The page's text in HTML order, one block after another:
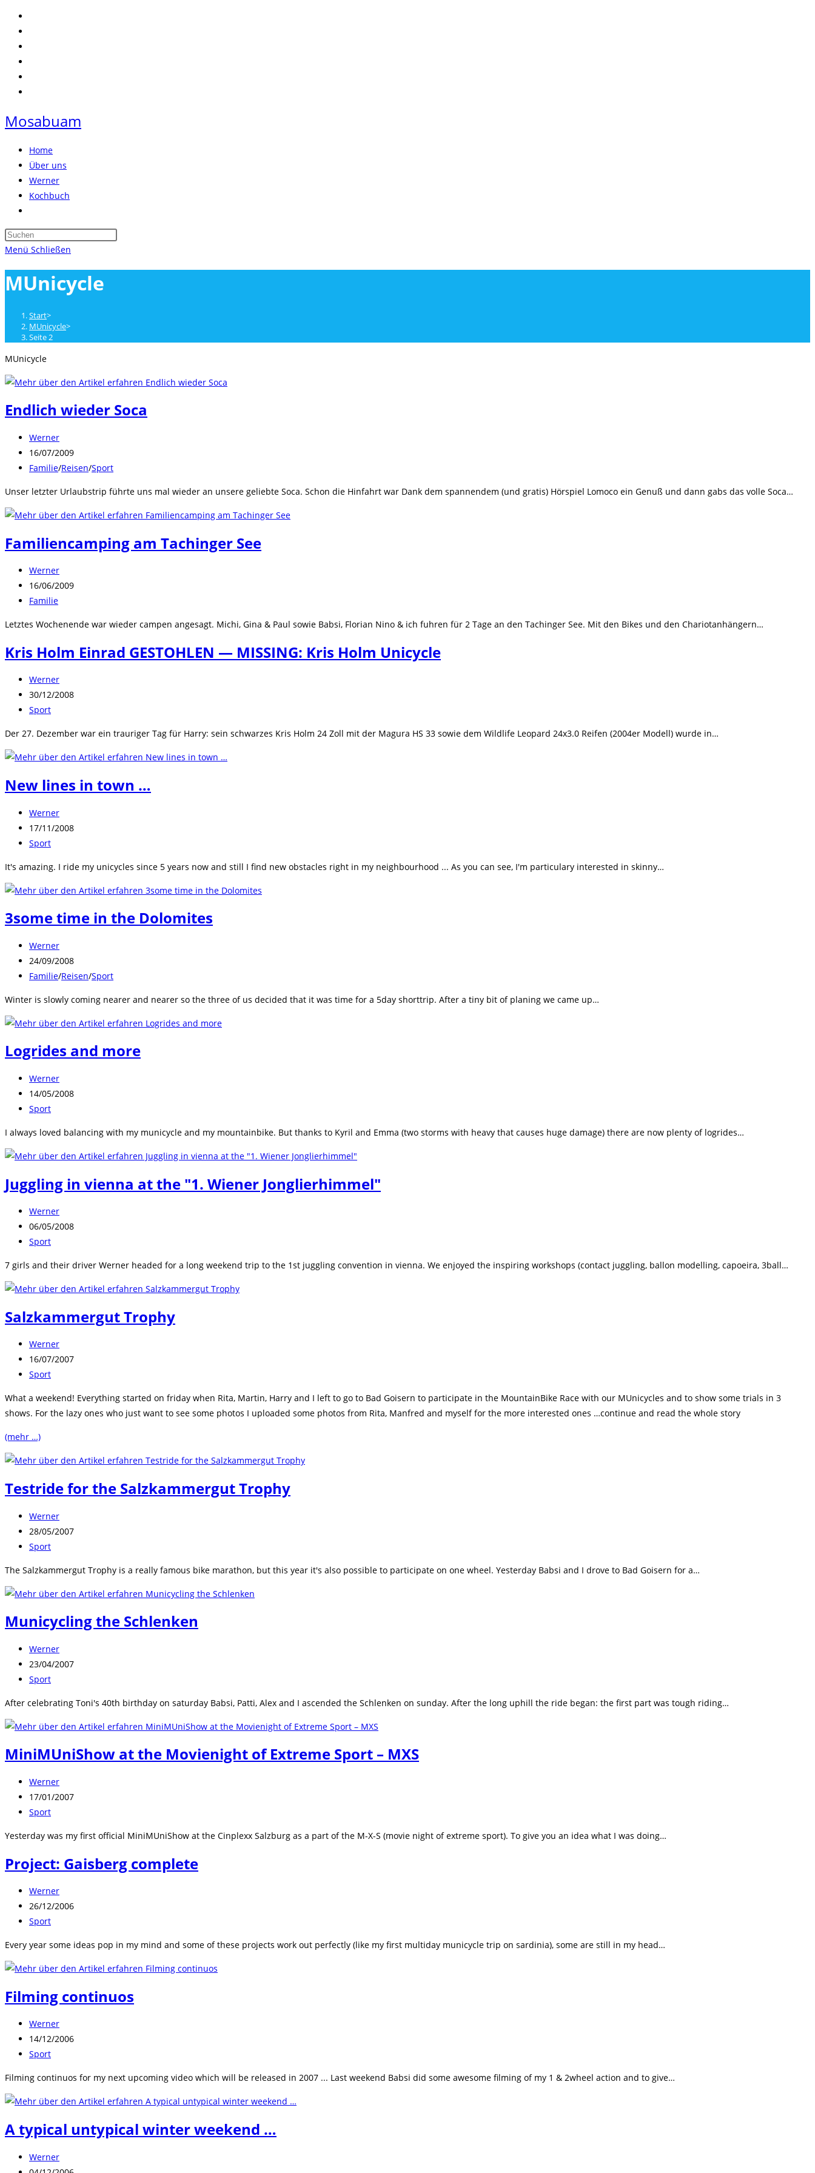
Zum
Inhalt
springen
Mosabuam
Home
Über uns
Werner
Kochbuch
umschalten
Press
Menü Schließen
MUnicycle
Start>
MUnicycle>
Seite 2
MUnicycle
Endlich wieder Soca
Beitrags-
Autor:
Werner
Beitrag
veröffentlicht:
16/07/2009
Beitrags-
Familie/Reisen/Sport
Unser letzter Urlaubstrip führte uns mal wieder an unsere geliebte Soca. Schon die Hinfahrt war Dank dem spannendem (und gratis) Hörspiel Lomoco ein Genuß und dann gabs das volle Soca…
Familiencamping am Tachinger See
Beitrags-
Autor:
Werner
Beitrag
veröffentlicht:
16/06/2009
Beitrags-
Familie
Letztes Wochenende war wieder campen angesagt. Michi, Gina & Paul sowie Babsi, Florian Nino & ich fuhren für 2 Tage an den Tachinger See. Mit den Bikes und den Chariotanhängern…
Kris Holm Einrad GESTOHLEN — MISSING: Kris Holm Unicycle
Beitrags-
Autor:
Werner
Beitrag
veröffentlicht:
30/12/2008
Beitrags-
Sport
Der 27. Dezember war ein trauriger Tag für Harry: sein schwarzes Kris Holm 24 Zoll mit der Magura HS 33 sowie dem Wildlife Leopard 24x3.0 Reifen (2004er Modell) wurde in…
New lines in town …
Beitrags-
Autor:
Werner
Beitrag
veröffentlicht:
17/11/2008
Beitrags-
Sport
It's amazing. I ride my unicycles since 5 years now and still I find new obstacles right in my neighbourhood ... As you can see, I'm particulary interested in skinny…
3some time in the Dolomites
Beitrags-
Autor:
Werner
Beitrag
veröffentlicht:
24/09/2008
Beitrags-
Familie/Reisen/Sport
Winter is slowly coming nearer and nearer so the three of us decided that it was time for a 5day shorttrip. After a tiny bit of planing we came up…
Logrides and more
Beitrags-
Autor:
Werner
Beitrag
veröffentlicht:
14/05/2008
Beitrags-
Sport
I always loved balancing with my municycle and my mountainbike. But thanks to Kyril and Emma (two storms with heavy that causes huge damage) there are now plenty of logrides…
Juggling in vienna at the "1. Wiener Jonglierhimmel"
Beitrags-
Autor:
Werner
Beitrag
veröffentlicht:
06/05/2008
Beitrags-
Sport
7 girls and their driver Werner headed for a long weekend trip to the 1st juggling convention in vienna. We enjoyed the inspiring workshops (contact juggling, ballon modelling, capoeira, 3ball…
Salzkammergut Trophy
Beitrags-
Autor:
Werner
Beitrag
veröffentlicht:
16/07/2007
Beitrags-
Sport
What a weekend! Everything started on friday when Rita, Martin, Harry and I left to go to Bad Goisern to participate in the MountainBike Race with our MUnicycles and to show some trials in 3
shows. For the lazy ones who just want to see some photos I uploaded some photos from Rita, Manfred and myself for the more interested ones …continue and read the whole story
(mehr …)
Testride for the Salzkammergut Trophy
Beitrags-
Autor:
Werner
Beitrag
veröffentlicht:
28/05/2007
Beitrags-
Sport
The Salzkammergut Trophy is a really famous bike marathon, but this year it's also possible to participate on one wheel. Yesterday Babsi and I drove to Bad Goisern for a…
Municycling the Schlenken
Beitrags-
Autor:
Werner
Beitrag
veröffentlicht:
23/04/2007
Beitrags-
Sport
After celebrating Toni's 40th birthday on saturday Babsi, Patti, Alex and I ascended the Schlenken on sunday. After the long uphill the ride began: the first part was tough riding…
MiniMUniShow at the Movienight of Extreme Sport – MXS
Beitrags-
Autor:
Werner
Beitrag
veröffentlicht:
17/01/2007
Beitrags-
Sport
Yesterday was my first official MiniMUniShow at the Cinplexx Salzburg as a part of the M-X-S (movie night of extreme sport). To give you an idea what I was doing…
Project: Gaisberg complete
Beitrags-
Autor:
Werner
Beitrag
veröffentlicht:
26/12/2006
Beitrags-
Sport
Every year some ideas pop in my mind and some of these projects work out perfectly (like my first multiday municycle trip on sardinia), some are still in my head…
Filming continuos
Beitrags-
Autor:
Werner
Beitrag
veröffentlicht:
14/12/2006
Beitrags-
Sport
Filming continuos for my next upcoming video which will be released in 2007 ... Last weekend Babsi did some awesome filming of my 1 & 2wheel action and to give…
A typical untypical winter weekend …
Beitrags-
Werner